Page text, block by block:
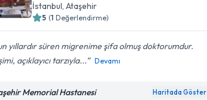
İstanbul, Ataşehir
5 (1 Değerlendirme)
yıllardır süren migrenime şifa olmuş doktorumdur.
açıklayıcı tarzıyla...
Devamı
Memorial Hastanesi Haritada Göster